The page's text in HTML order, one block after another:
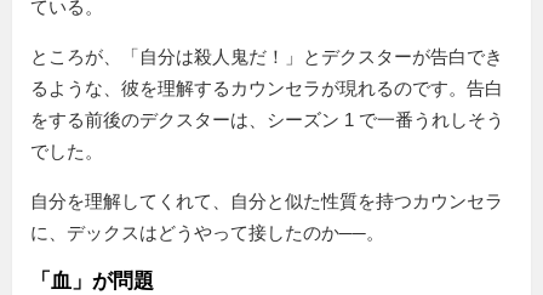
ている。
ところが、「自分は殺人鬼だ！」とデクスターが告白でき
るような、彼を理解するカウンセラが現れるのです。告白
をする前後のデクスターは、シーズン 1 で一番うれしそう
でした。
自分を理解してくれて、自分と似た性質を持つカウンセラ
に、デックスはどうやって接したのか──。
「血」が問題